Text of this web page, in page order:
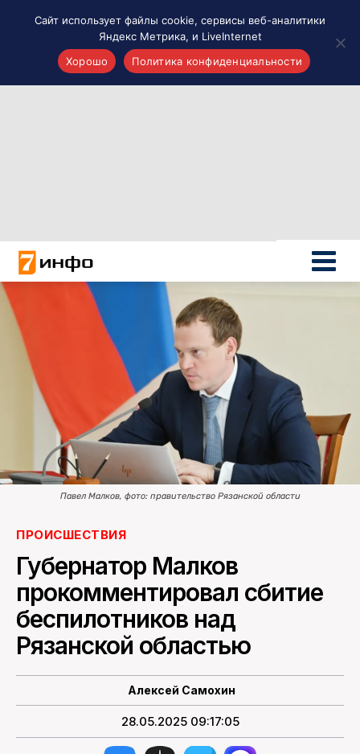
Новости России
Политика
Новости мира
Все материалы 7инфо
ПОИСК ПО САЙТУ
Павел Малков, фото: правительство Рязанской области
ПРОИСШЕСТВИЯ
Губернатор Малков
прокомментировал сбитие
беспилотников над
Рязанской областью
Алексей Самохин
28.05.2025 09:17:05
Сайт использует файлы cookie, сервисы веб-аналитики
Яндекс Метрика, и LiveInternet
Хорошо
Политика конфиденциальности